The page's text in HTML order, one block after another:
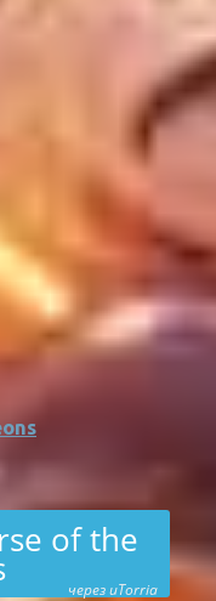
of the
через uTorria